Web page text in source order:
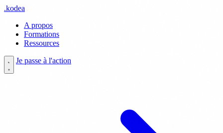
.kodea
A propos
Formations
Ressources
Je passe à l'action